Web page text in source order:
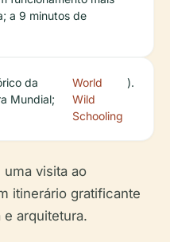
a 9 minutos de
da
Mundial;
World
Wild
Schooling
).
visita ao
itinerário gratificante
e arquitetura.